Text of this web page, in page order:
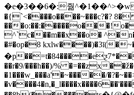
�e�3��6�:줢
���o:��:�����o���!
^`c���m��x��o� ^�
�#�op�8 kxlw����)�3ī(
�p
��r�9/���h��)/% �=��zx
�1���w_���a'�~�����/